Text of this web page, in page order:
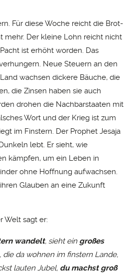
Für diese Woche reicht die Brot-
mehr. Der kleine Lohn reicht nicht
ist erhöht worden. Das
Neue Steuern an den
wachsen dickere Bäuche, die
die Zinsen haben sie auch
drohen die Nachbarstaaten mit
Wort und der Krieg ist zum
im Finstern. Der Prophet Jesaja
lebt. Er sieht, wie
kämpfen, um ein Leben in
ohne Hoffnung aufwachsen.
Glauben an eine Zukunft
Welt sagt er:
wandelt, sieht ein großes
die da wohnen im finstern Lande,
lauten Jubel, du machst groß